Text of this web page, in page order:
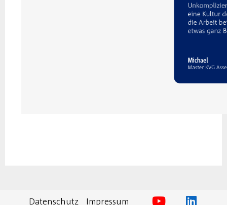
Datenschutz Impressum